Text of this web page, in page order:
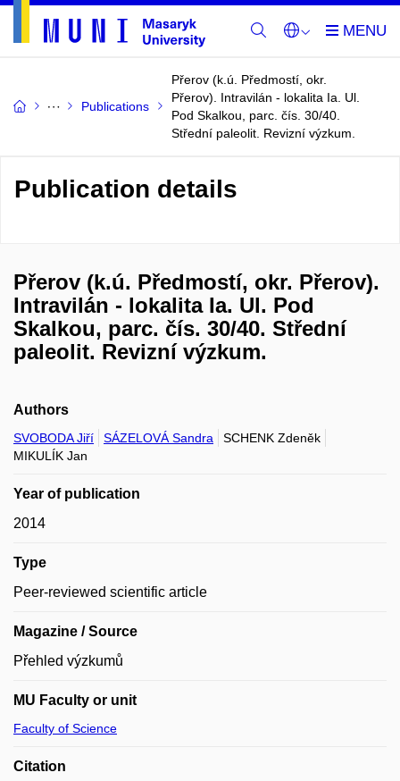
Publications
Přerov (k.ú. Předmostí, okr.
Přerov). Intravilán - lokalita Ia. Ul.
Pod Skalkou, parc. čís. 30/40.
Střední paleolit. Revizní výzkum.
Publication details
Přerov (k.ú. Předmostí, okr. Přerov).
Intravilán - lokalita Ia. Ul. Pod
Skalkou, parc. čís. 30/40. Střední
paleolit. Revizní výzkum.
Authors
SVOBODA Jiří SÁZELOVÁ Sandra
SCHENK Zdeněk
MIKULÍK Jan
Year of publication
2014
Type
Peer-reviewed scientific article
Magazine / Source
Přehled výzkumů
MU Faculty or unit
Faculty of Science
Citation